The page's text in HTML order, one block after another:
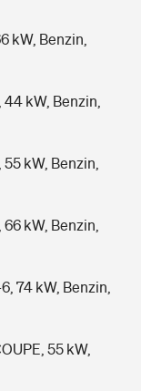
kW, Benzin,
kW, Benzin,
kW, Benzin,
kW, Benzin,
74 kW, Benzin,
55 kW,